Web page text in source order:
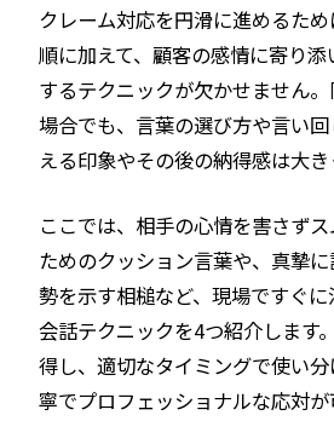
クレーム対応を円滑に進めるた
順に加えて、顧客の感情に寄り
するテクニックが欠かせません
場合でも、言葉の選び方や言い
える印象やその後の納得感は大き
ここでは、相手の心情を害さず
ためのクッション言葉や、真摯
勢を示す相槌など、現場ですぐ
会話テクニックを4つ紹介します
得し、適切なタイミングで使い
寧でプロフェッショナルな応対